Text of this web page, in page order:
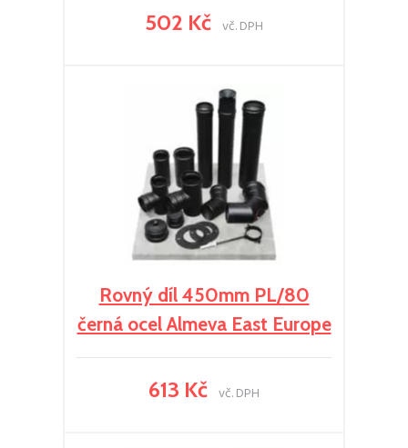
502 Kč vč. DPH
Rovný díl 450mm PL/80
černá ocel Almeva East Europe
613 Kč vč. DPH